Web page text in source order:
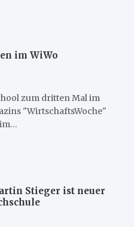
im WiWo
zum dritten Mal im
"WirtschaftsWoche"
Stieger ist neuer